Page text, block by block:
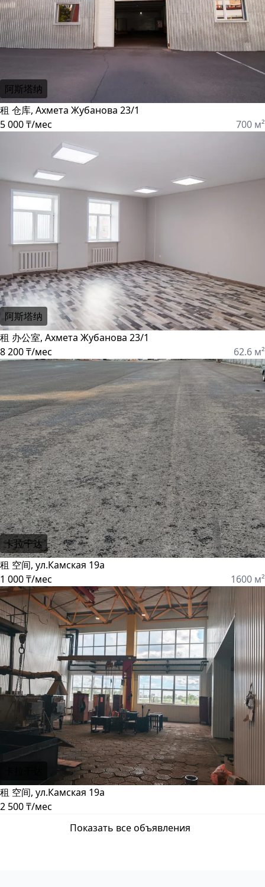
阿斯塔纳
租 仓库, Ахмета Жубанова 23/1
5 000 ₸/мес
700 м²
阿斯塔纳
租 办公室, Ахмета Жубанова 23/1
8 200 ₸/мес
62.6 м²
卡拉干达
租 空间, ул.Камская 19а
1 000 ₸/мес
1600 м²
租 空间, ул.Камская 19а
2 500 ₸/мес
Показать все объявления